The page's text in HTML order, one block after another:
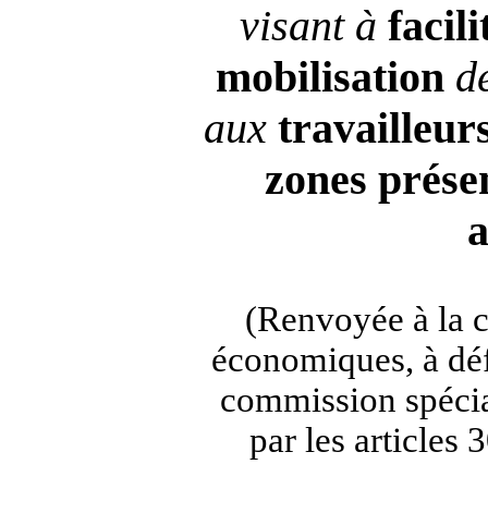
visant à
mobilisation
aux
zones
(Renvoyée à la
économiques, à
commission
par les articles